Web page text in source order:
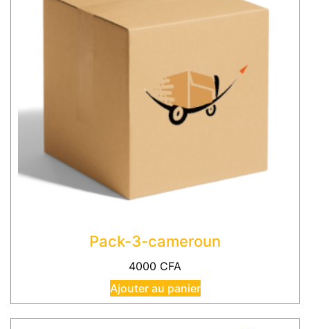
Pack-3-cameroun
4000 CFA
Ajouter au panier